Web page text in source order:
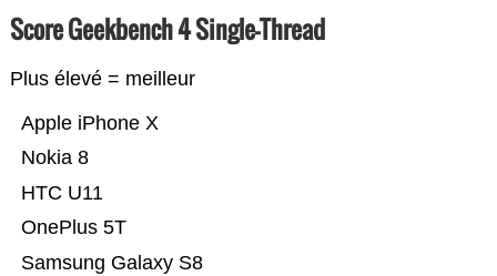
Score Geekbench 4 Single-Thread
Plus élevé = meilleur
Samsung Galaxy S8
OnePlus 5T
HTC U11
Nokia 8
Apple iPhone X